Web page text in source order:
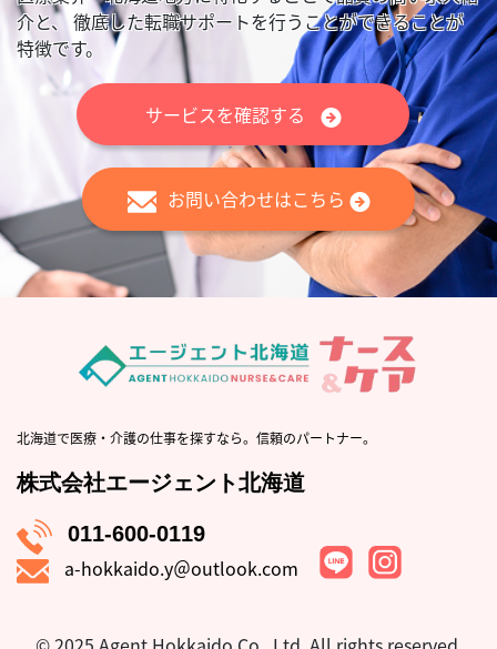
介と、 徹底した転職サポートを行うことができることが
特徴です。
サービスを確認する
お問い合わせはこちら
北海道で医療・介護の仕事を探すなら。信頼のパートナー。
株式会社エージェント北海道
011-600-0119
a-hokkaido.y＠outlook.com